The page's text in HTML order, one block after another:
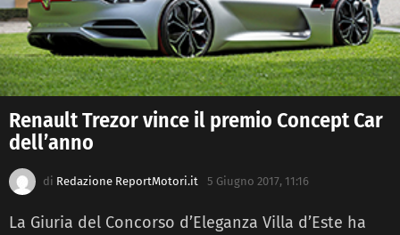
Renault Trezor vince il premio Concept Car
dell’anno
di Redazione ReportMotori.it 5 Giugno 2017, 11:16
La Giuria del Concorso d’Eleganza Villa d’Este ha